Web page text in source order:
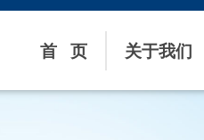
首 页 关于我们